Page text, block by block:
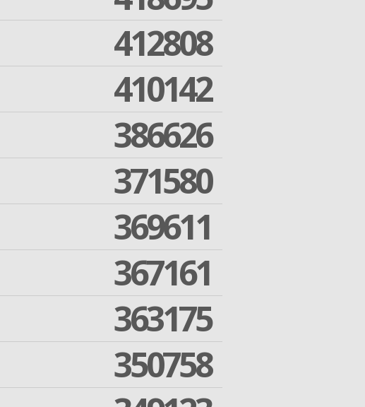
412808
410142
386626
371580
369611
367161
363175
350758